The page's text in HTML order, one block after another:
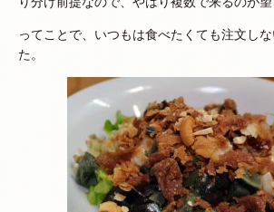
ってことで、いつもは食べたくても注文し
た。